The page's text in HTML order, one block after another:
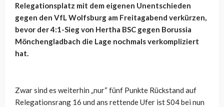
Relegationsplatz mit dem eigenen Unentschieden
gegen den VfL Wolfsburg am Freitagabend verkürzen,
bevor der 4:1-Sieg von Hertha BSC gegen Borussia
Mönchengladbach die Lage nochmals verkompliziert
hat.
Zwar sind es weiterhin „nur“ fünf Punkte Rückstand auf
Relegationsrang 16 und ans rettende Ufer ist S04 bei nun